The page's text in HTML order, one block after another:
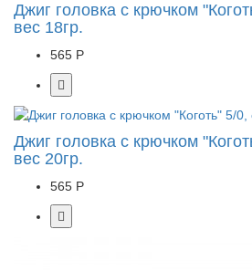
Джиг головка с крючком
вес 18гр.
565 Р
Джиг головка с крючком
вес 20гр.
565 Р